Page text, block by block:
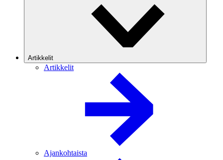
Artikkelit
Artikkelit
Ajankohtaista